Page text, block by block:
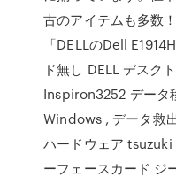
古のアイテムも多数
「DELLのDell
ド無し DELL デス
Inspiron3252 データ
Windows , データ救
ハードウェア
ーフェースカード ジ